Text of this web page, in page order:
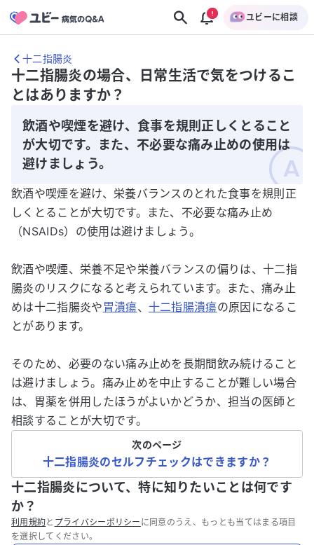
ユビーに相談
十二指腸炎
十二指腸炎の場合、日常生活で気をつけるこ
とはありますか？
飲酒や喫煙を避け、食事を規則正しくとること
が大切です。また、不必要な痛み止めの使用は
避けましょう。
飲酒や喫煙を避け、栄養バランスのとれた食事を規則正
しくとることが大切です。また、不必要な痛み止め
（NSAIDs）の使用は避けましょう。
飲酒や喫煙、栄養不足や栄養バランスの偏りは、十二指
腸炎のリスクになると考えられています。また、痛み止
めは十二指腸炎や 胃潰瘍、 十二指腸潰瘍の原因になるこ
とがあります。
そのため、必要のない痛み止めを長期間飲み続けること
は避けましょう。痛み止めを中止することが難しい場合
は、胃薬を併用したほうがよいかどうか、担当の医師と
相談することが大切です。
次のページ
十二指腸炎のセルフチェックはできますか？
十二指腸炎について、特に知りたいことは何です
か？
利用規約と プライバシーポリシー に同意のうえ、もっとも当てはまる項目
を選択してください。